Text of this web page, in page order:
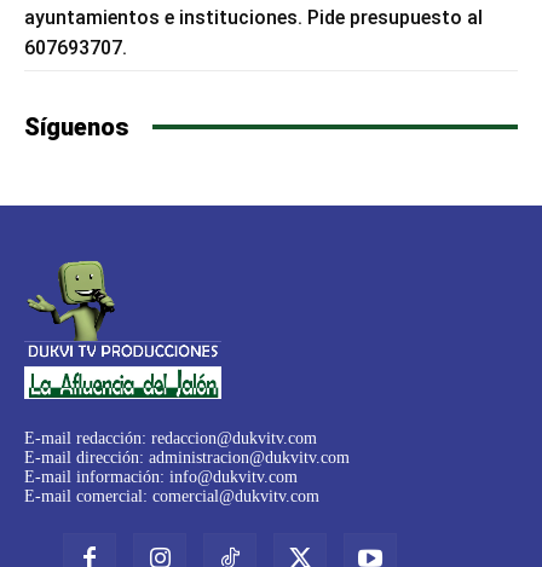
ayuntamientos e instituciones. Pide presupuesto al
607693707.
Síguenos
E-mail redacción: redaccion@dukvitv.com
E-mail dirección: administracion@dukvitv.com
E-mail información: info@dukvitv.com
E-mail comercial: comercial@dukvitv.com